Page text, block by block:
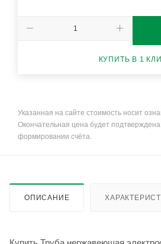
КУПИТЬ В 1
Указанная на сайте стоимость носит
Окончательная цена будет
формировании счёта.
ОПИСАНИЕ